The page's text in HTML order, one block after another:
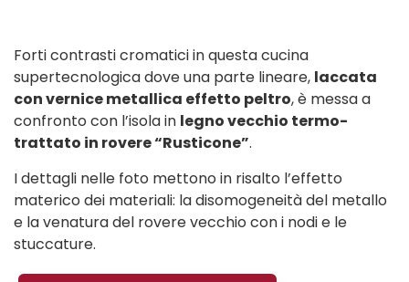
Forti contrasti cromatici in questa cucina
supertecnologica dove una parte lineare, laccata
con vernice metallica effetto peltro, è messa a
confronto con l’isola in legno vecchio termo-
trattato in rovere “Rusticone”.
I dettagli nelle foto mettono in risalto l’effetto
materico dei materiali: la disomogeneità del metallo
e la venatura del rovere vecchio con i nodi e le
stuccature.